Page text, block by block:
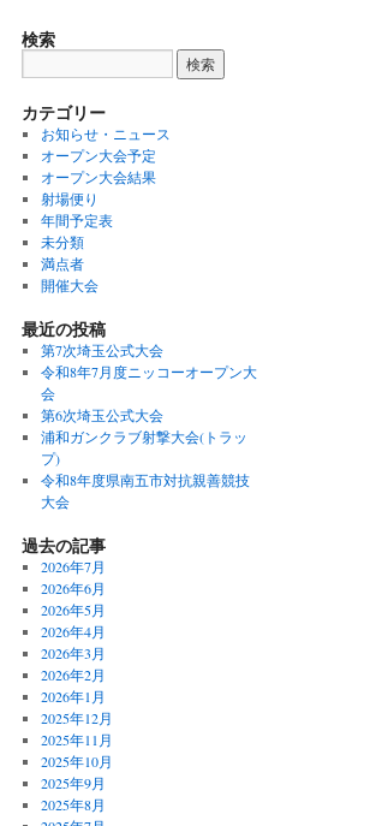
検索
カテゴリー
お知らせ・ニュース
オープン大会予定
オープン大会結果
射場便り
年間予定表
未分類
満点者
開催大会
最近の投稿
第7次埼玉公式大会
令和8年7月度ニッコーオープン大
会
第6次埼玉公式大会
浦和ガンクラブ射撃大会(トラッ
プ)
令和8年度県南五市対抗親善競技
大会
過去の記事
2026年7月
2026年6月
2026年5月
2026年4月
2026年3月
2026年2月
2026年1月
2025年12月
2025年11月
2025年10月
2025年9月
2025年8月